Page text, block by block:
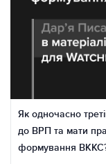
Як одночасно
до ВРП та мати
формування